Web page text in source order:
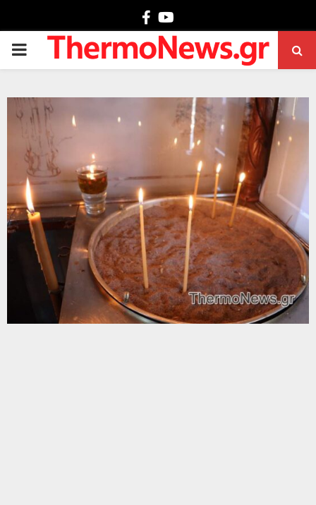
Facebook
PRIMARY